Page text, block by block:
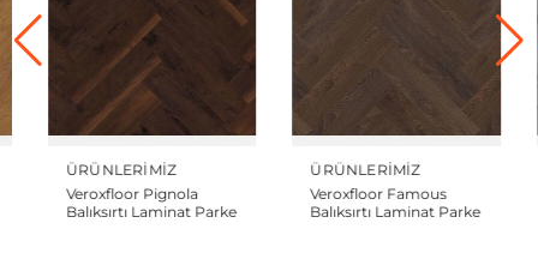
ÜRÜNLERIMIZ
Veroxfloor Pignola
Balıksırtı Laminat Parke
ÜRÜNLERIMIZ
Veroxfloor Famous
Balıksırtı Laminat Parke